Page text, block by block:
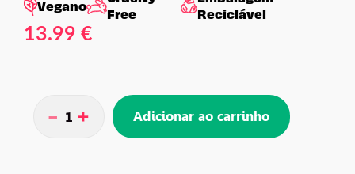
Vegano
Free
Reciclável
13.99 €
- + Adicionar ao carrinho